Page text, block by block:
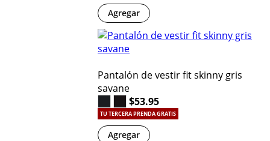
Agregar
Pantalón de vestir fit skinny gris
savane
$53.95
TU TERCERA PRENDA GRATIS
Agregar